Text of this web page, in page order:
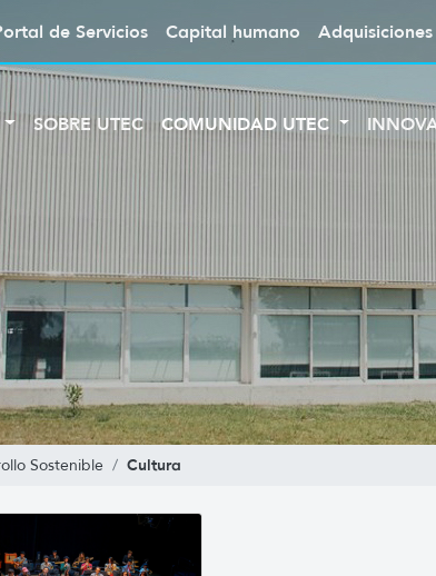
de Servicios Capital humano Adquisiciones
SOBRE UTEC COMUNIDAD UTEC
Sostenible Cultura